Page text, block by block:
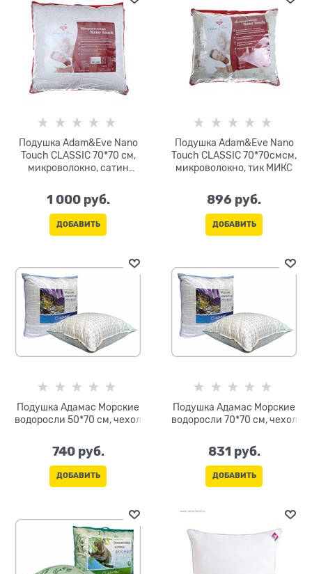
Подушка Adam&Eve Nano
Touch CLASSIC 70*70 см,
микроволокно, сатин
1 000 руб.
ДОБАВИТЬ
Подушка Adam&Eve Nano
Touch CLASSIC 70*70смсм,
микроволокно, тик МИКС
896 руб.
ДОБАВИТЬ
Подушка Адамас Морские
водоросли 50*70 см, чехол
740 руб.
ДОБАВИТЬ
Подушка Адамас Морские
водоросли 70*70 см, чехол
831 руб.
ДОБАВИТЬ